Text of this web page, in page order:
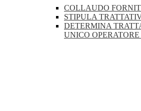
COLLAUDO
STIPULA
DETERMINA
UNICO